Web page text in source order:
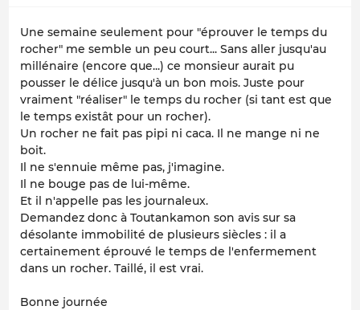
Une semaine seulement pour "éprouver le temps du
rocher" me semble un peu court... Sans aller jusqu'au
millénaire (encore que...) ce monsieur aurait pu
pousser le délice jusqu'à un bon mois. Juste pour
vraiment "réaliser" le temps du rocher (si tant est que
le temps existât pour un rocher).
Un rocher ne fait pas pipi ni caca. Il ne mange ni ne
boit.
Il ne s'ennuie même pas, j'imagine.
Il ne bouge pas de lui-même.
Et il n'appelle pas les journaleux.
Demandez donc à Toutankamon son avis sur sa
désolante immobilité de plusieurs siècles : il a
certainement éprouvé le temps de l'enfermement
dans un rocher. Taillé, il est vrai.
Bonne journée